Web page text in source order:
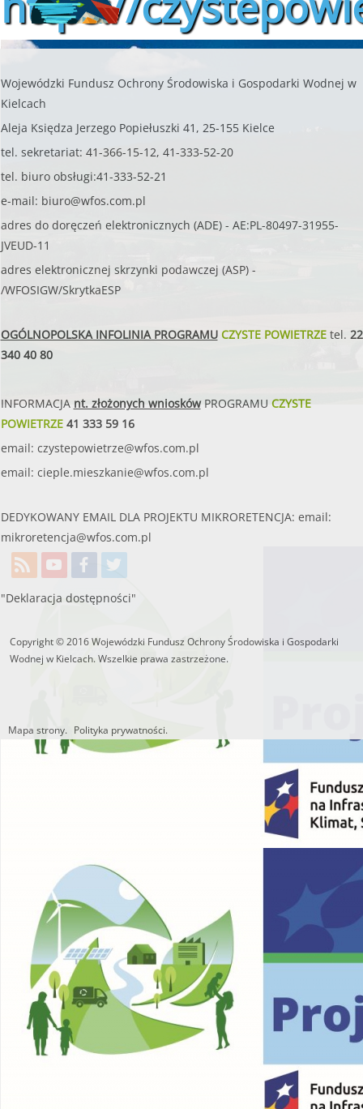
W WOJEWÓDZTWIE
WSPIERAMY
Wojewódzki Fundusz Ochrony Środowiska i Gospodarki Wodnej w
Kielcach
Aleja Księdza Jerzego Popiełuszki 41, 25-155 Kielce
tel. sekretariat: 41-366-15-12, 41-333-52-20
tel. biuro obsługi:41-333-52-21
e-mail: biuro@wfos.com.pl
adres do doręczeń elektronicznych (ADE) - AE:PL-80497-31955-
JVEUD-11
adres elektronicznej skrzynki podawczej (ASP) -
/WFOSIGW/SkrytkaESP
OGÓLNOPOLSKA INFOLINIA PROGRAMUCZYSTE POWIETRZEtel. 22
340 40 80
INFORMACJA nt. złożonych wnioskówPROGRAMU CZYSTE
POWIETRZE41 333 59 16
email: czystepowietrze@wfos.com.pl
email: cieple.mieszkanie@wfos.com.pl
DEDYKOWANY EMAIL DLA PROJEKTU MIKRORETENCJA: email:
mikroretencja@wfos.com.pl
"Deklaracja dostępności"
Copyright © 2016 Wojewódzki Fundusz Ochrony Środowiska i Gospodarki
Wodnej w Kielcach. Wszelkie prawa zastrzeżone.
Mapa strony. Polityka prywatności.
Utworzono przez W.S.ds.IT